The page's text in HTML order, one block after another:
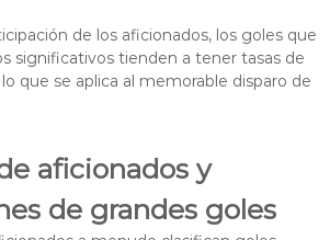
de los aficionados, los goles que
significativos tienden a tener tasas de
que se aplica al memorable disparo de
aficionados y
de grandes goles